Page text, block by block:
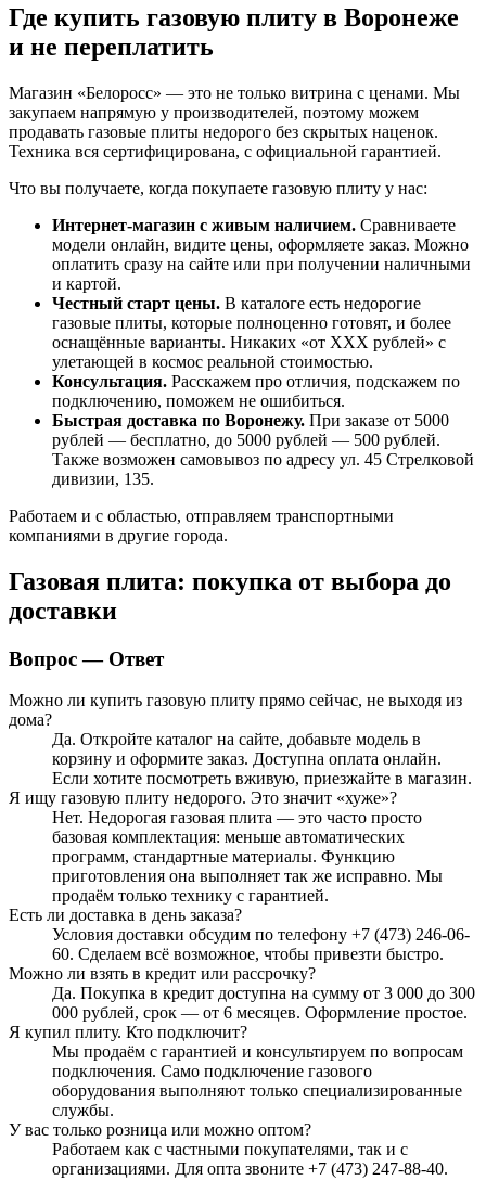
Где купить газовую плиту в Воронеже
и не переплатить
Магазин «Белоросс» — это не только витрина с ценами. Мы
закупаем напрямую у производителей, поэтому можем
продавать газовые плиты недорого без скрытых наценок.
Техника вся сертифицирована, с официальной гарантией.
Что вы получаете, когда покупаете газовую плиту у нас:
Интернет-магазин с живым наличием. Сравниваете
модели онлайн, видите цены, оформляете заказ. Можно
оплатить сразу на сайте или при получении наличными
и картой.
Честный старт цены. В каталоге есть недорогие
газовые плиты, которые полноценно готовят, и более
оснащённые варианты. Никаких «от ХХХ рублей» с
улетающей в космос реальной стоимостью.
Консультация. Расскажем про отличия, подскажем по
подключению, поможем не ошибиться.
Быстрая доставка по Воронежу. При заказе от 5000
рублей — бесплатно, до 5000 рублей — 500 рублей.
Также возможен самовывоз по адресу ул. 45 Стрелковой
дивизии, 135.
Работаем и с областью, отправляем транспортными
компаниями в другие города.
Газовая плита: покупка от выбора до
доставки
Вопрос — Ответ
Можно ли купить газовую плиту прямо сейчас, не выходя из
дома?
Да. Откройте каталог на сайте, добавьте модель в
корзину и оформите заказ. Доступна оплата онлайн.
Если хотите посмотреть вживую, приезжайте в магазин.
Я ищу газовую плиту недорого. Это значит «хуже»?
Нет. Недорогая газовая плита — это часто просто
базовая комплектация: меньше автоматических
программ, стандартные материалы. Функцию
приготовления она выполняет так же исправно. Мы
продаём только технику с гарантией.
Есть ли доставка в день заказа?
Условия доставки обсудим по телефону +7 (473) 246-06-
60. Сделаем всё возможное, чтобы привезти быстро.
Можно ли взять в кредит или рассрочку?
Да. Покупка в кредит доступна на сумму от 3 000 до 300
000 рублей, срок — от 6 месяцев. Оформление простое.
Я купил плиту. Кто подключит?
Мы продаём с гарантией и консультируем по вопросам
подключения. Само подключение газового
оборудования выполняют только специализированные
службы.
У вас только розница или можно оптом?
Работаем как с частными покупателями, так и с
организациями. Для опта звоните +7 (473) 247-88-40.